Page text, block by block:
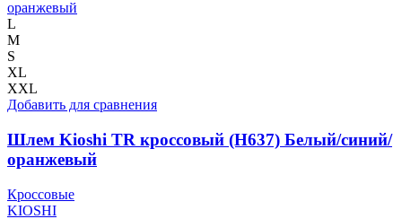
странице
L
M
S
XL
XXL
Добавить для сравнения
Шлем Kioshi TR кроссовый (H637) Белый/синий/
оранжевый
Кроссовые
KIOSHI